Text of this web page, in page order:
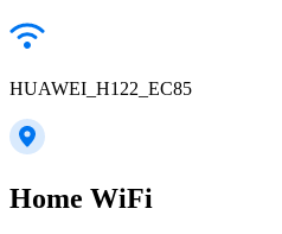
HUAWEI_H122_EC85
Home WiFi